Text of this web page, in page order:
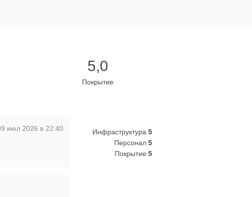
5,0
Покрытие
июл 2026 в 22:40
Инфраструктура 5
Персонал 5
Покрытие 5